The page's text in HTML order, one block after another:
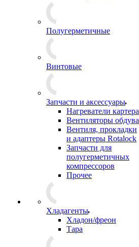
Полугерметичные
Винтовые
Запчасти и аксессуары
Нагреватели картера
Вентиляторы обдува
Вентиля, прокладки
и адаптеры Rotalock
Запчасти для
полугерметичных
компрессоров
Прочее
Хладагенты
Хладон/фреон
Тара